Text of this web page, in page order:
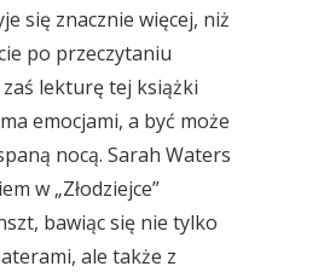
się znacznie więcej, niż
po przeczytaniu
zaś lekturę tej książki
emocjami, a być może
nocą. Sarah Waters
w „Złodziejce”
bawiąc się nie tylko
ale także z